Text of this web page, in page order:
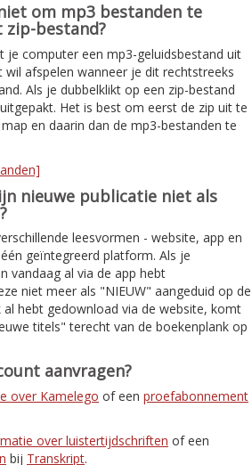
om mp3 bestanden te
zip-bestand?
je computer een mp3-geluidsbestand uit
wil afspelen wanneer je dit rechtstreeks
Als je dubbelklikt op een zip-bestand
Het is best om eerst de zip uit te
en daarin dan de mp3-bestanden te
nieuwe publicatie niet als
leesvormen - website, app en
geïntegreerd platform. Als je
vandaag al via de app hebt
niet meer als "NIEUW" aangeduid op de
al hebt gedownload via de website, komt
titels" terecht van de boekenplank op
aanvragen?
over Kamelego of een proefabonnement
over luistertijdschriften of een
bij Transkript.